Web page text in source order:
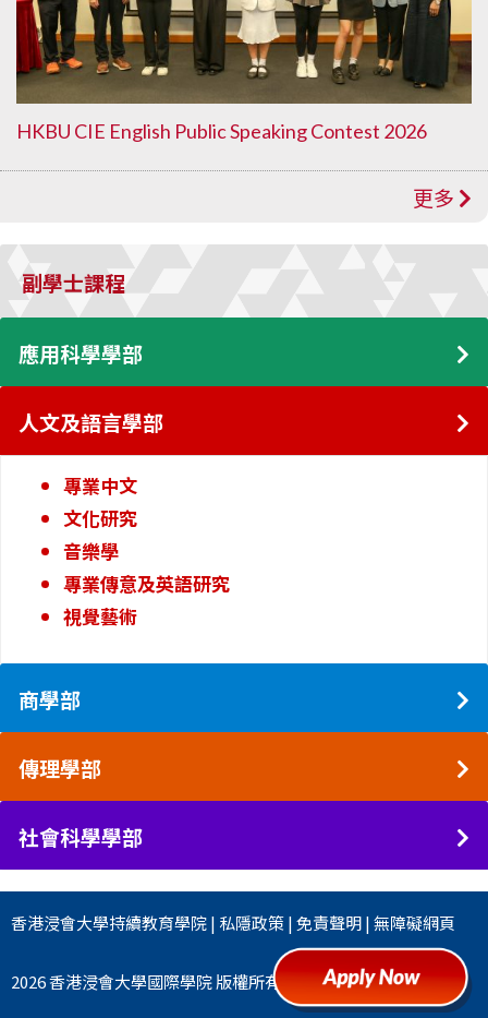
HKBU CIE English Public Speaking Contest 2026
更多
副學士課程
應用科學學部
人文及語言學部
專業中文
文化研究
音樂學
專業傳意及英語研究
視覺藝術
商學部
傳理學部
社會科學學部
香港浸會大學持續教育學院| 私隱政策|免責聲明|無障礙網頁
2026 香港浸會大學國際學院 版權所有